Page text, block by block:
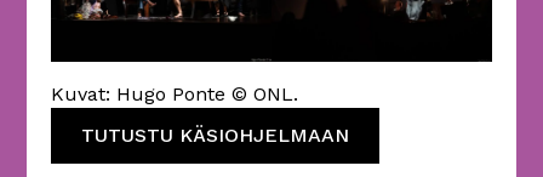
Kuvat: Hugo Ponte © ONL.
TUTUSTU KÄSIOHJELMAAN